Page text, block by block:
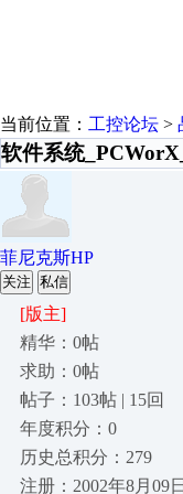
当前位置： 工控论坛 >
软件系统
菲尼克斯HP
关注 私信
[版主]
精华：0帖
求助：0帖
帖子：103帖 | 15回
年度积分：0
历史总积分：279
注册：2002年8月09日